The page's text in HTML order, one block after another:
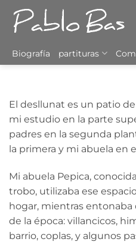
Saltar
contenido
Biografía partituras
El desllunat es un patio
mi estudio en la parte
padres en la segunda
la primera y mi abuela en
Mi abuela Pepica,
trobo, utilizaba ese
hogar, mientras
de la época: villancicos,
barrio, coplas, y algunos